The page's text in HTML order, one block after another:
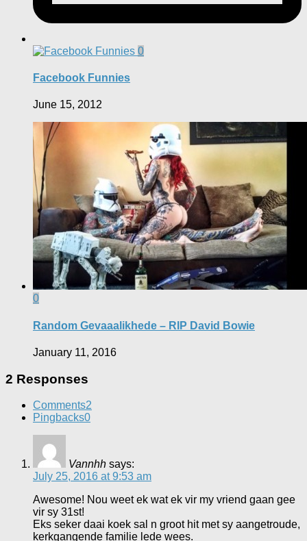
0
Facebook Funnies
June 15, 2012
0
Random Gevaaalikhede – RIP David Bowie
January 11, 2016
2 Responses
Comments2
Pingbacks0
Vannhh says:
July 25, 2016 at 9:53 am
Awesome! Nou weet ek wat ek vir my vriend gaan gee
vir sy 31st!
Eks seker daai koek sal n groot hit met sy aangetroude,
kerkgangende familie lede wees.